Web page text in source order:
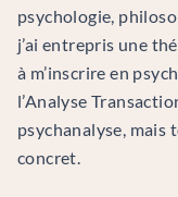
psychologie,
j’ai entrepris une
à m’inscrire en
l’Analyse
psychanalyse, mais
concret.